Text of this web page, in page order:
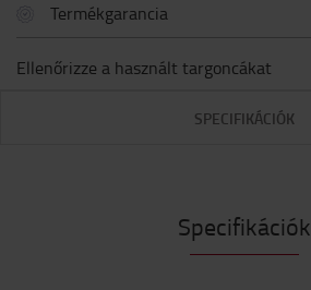
Termékgarancia
Ellenőrizze a használt targoncákat
SPECIFIKÁCIÓK
Specifikációk